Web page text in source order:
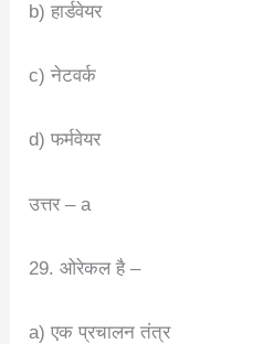
b) हार्डवेयर
c) नेटवर्क
d) फर्मवेयर
उत्तर – a
29. ओरेकल है –
a) एक प्रचालन तंत्र